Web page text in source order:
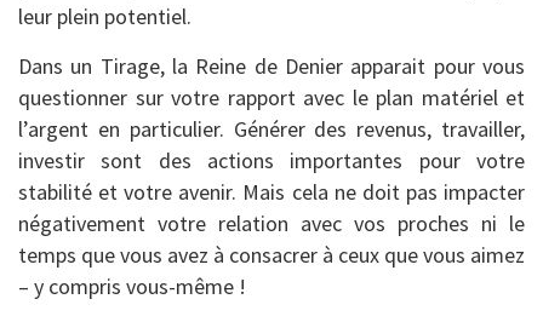
leur plein potentiel.
Dans un Tirage, la Reine de Denier apparait pour vous
questionner sur votre rapport avec le plan matériel et
l’argent en particulier. Générer des revenus, travailler,
investir sont des actions importantes pour votre
stabilité et votre avenir. Mais cela ne doit pas impacter
négativement votre relation avec vos proches ni le
temps que vous avez à consacrer à ceux que vous aimez
– y compris vous-même !